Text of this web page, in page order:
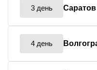
3 день Саратов
4 день